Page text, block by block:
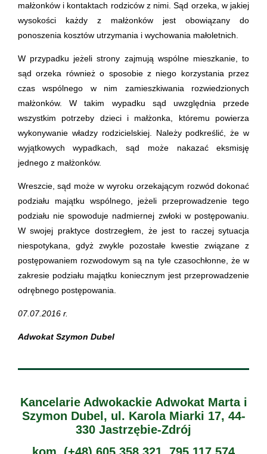
małżonków i kontaktach rodziców z nimi. Sąd orzeka, w jakiej
wysokości każdy z małżonków jest obowiązany do
ponoszenia kosztów utrzymania i wychowania małoletnich.
W przypadku jeżeli strony zajmują wspólne mieszkanie, to
sąd orzeka również o sposobie z niego korzystania przez
czas wspólnego w nim zamieszkiwania rozwiedzionych
małżonków. W takim wypadku sąd uwzględnia przede
wszystkim potrzeby dzieci i małżonka, któremu powierza
wykonywanie władzy rodzicielskiej. Należy podkreślić, że w
wyjątkowych wypadkach, sąd może nakazać eksmisję
jednego z małżonków.
Wreszcie, sąd może w wyroku orzekającym rozwód dokonać
podziału majątku wspólnego, jeżeli przeprowadzenie tego
podziału nie spowoduje nadmiernej zwłoki w postępowaniu.
W swojej praktyce dostrzegłem, że jest to raczej sytuacja
niespotykana, gdyż zwykle pozostałe kwestie związane z
postępowaniem rozwodowym są na tyle czasochłonne, że w
zakresie podziału majątku koniecznym jest przeprowadzenie
odrębnego postępowania.
07.07.2016 r.
Adwokat Szymon Dubel
Kancelarie Adwokackie Adwokat Marta i
Szymon Dubel, ul. Karola Miarki 17, 44-
330 Jastrzębie-Zdrój